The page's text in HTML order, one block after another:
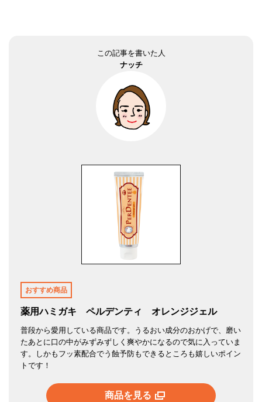
この記事を書いた人
ナッチ
おすすめ商品
薬用ハミガキ ペルデンティ オレンジジェル
普段から愛用している商品です。うるおい成分のおかげで、磨い
たあとに口の中がみずみずしく爽やかになるので気に入っていま
す。しかもフッ素配合でう蝕予防もできるところも嬉しいポイン
トです！
商品を見る